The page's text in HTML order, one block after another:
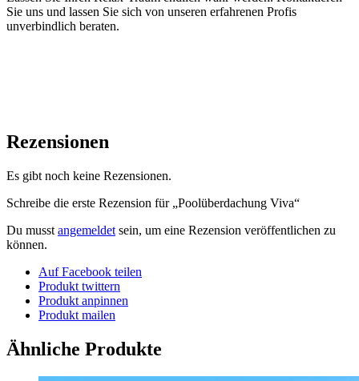
Sie uns und lassen Sie sich von unseren erfahrenen Profis
unverbindlich beraten.
Rezensionen
Es gibt noch keine Rezensionen.
Schreibe die erste Rezension für „Poolüberdachung Viva“
Du musst angemeldet sein, um eine Rezension veröffentlichen zu
können.
Auf Facebook teilen
Produkt twittern
Produkt anpinnen
Produkt mailen
Ähnliche Produkte